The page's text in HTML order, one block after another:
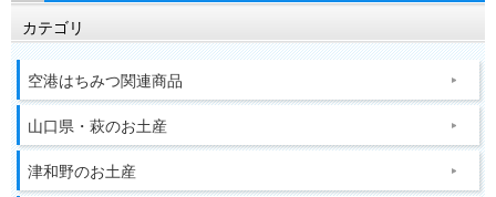
カテゴリ
空港はちみつ関連商品
山口県・萩のお土産
津和野のお土産